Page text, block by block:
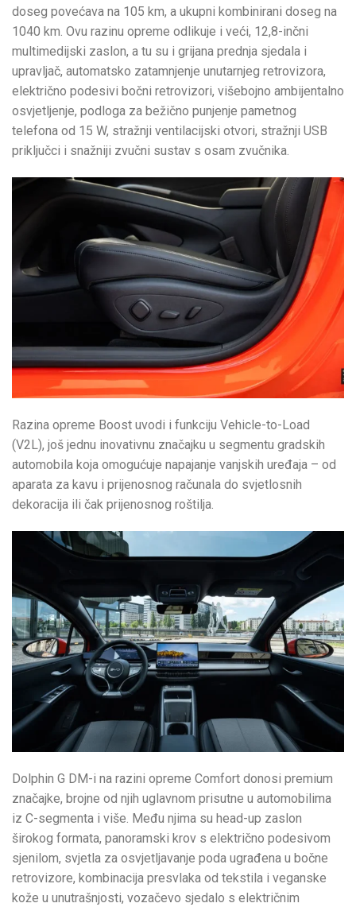
doseg povećava na 105 km, a ukupni kombinirani doseg na
1040 km. Ovu razinu opreme odlikuje i veći, 12,8-inčni
multimedijski zaslon, a tu su i grijana prednja sjedala i
upravljač, automatsko zatamnjenje unutarnjeg retrovizora,
električno podesivi bočni retrovizori, višebojno ambijentalno
osvjetljenje, podloga za bežično punjenje pametnog
telefona od 15 W, stražnji ventilacijski otvori, stražnji USB
priključci i snažniji zvučni sustav s osam zvučnika.
Razina opreme Boost uvodi i funkciju Vehicle-to-Load
(V2L), još jednu inovativnu značajku u segmentu gradskih
automobila koja omogućuje napajanje vanjskih uređaja – od
aparata za kavu i prijenosnog računala do svjetlosnih
dekoracija ili čak prijenosnog roštilja.
Dolphin G DM-i na razini opreme Comfort donosi premium
značajke, brojne od njih uglavnom prisutne u automobilima
iz C-segmenta i više. Među njima su head-up zaslon
širokog formata, panoramski krov s električno podesivom
sjenilom, svjetla za osvjetljavanje poda ugrađena u bočne
retrovizore, kombinacija presvlaka od tekstila i veganske
kože u unutrašnjosti, vozačevo sjedalo s električnim